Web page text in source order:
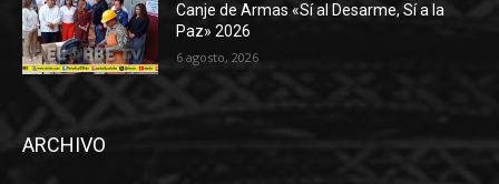
Canje de Armas «Sí al Desarme, Sí a la
Paz» 2026
6 agosto, 2026
ARCHIVO